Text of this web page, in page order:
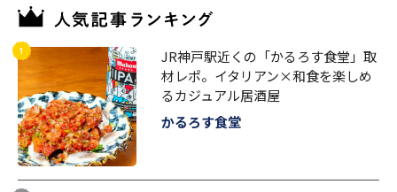
JR神戸駅近くの「かるろす食堂」取
材レポ。イタリアン×和食を楽しめ
るカジュアル居酒屋
かるろす食堂